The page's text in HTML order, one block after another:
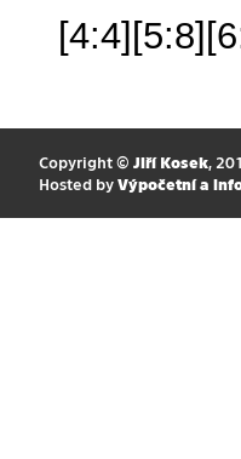
Copyright © Jiří Kosek,
Hosted by Výpočetní a